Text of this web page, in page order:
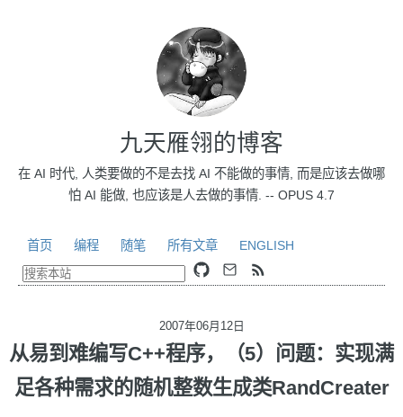
九天雁翎的博客
在 AI 时代, 人类要做的不是去找 AI 不能做的事情, 而是应该去做哪
怕 AI 能做, 也应该是人去做的事情. -- OPUS 4.7
首页 编程 随笔 所有文章 ENGLISH
2007年06月12日
从易到难编写C++程序，（5）问题：实现满
足各种需求的随机整数生成类RandCreater